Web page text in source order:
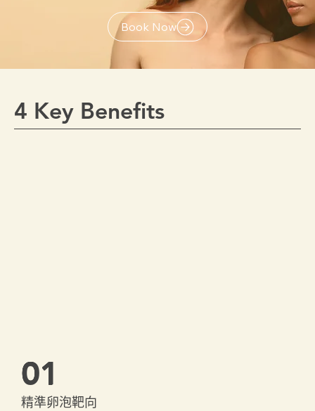
Book Now
01
精準卵泡靶向
4 Key Benefits